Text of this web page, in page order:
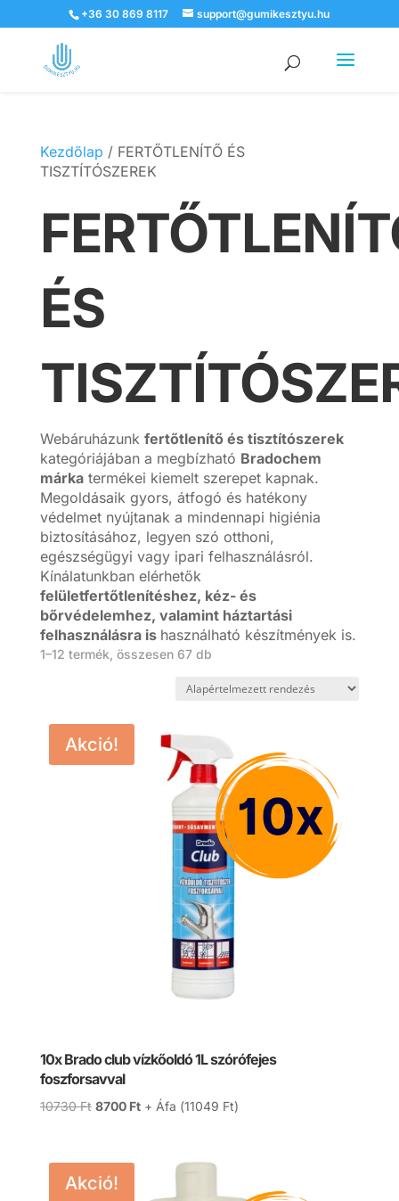
+36 30 869 8117 support@gumikesztyu.hu
Products
search
Kezdőlap / FERTŐTLENÍTŐ ÉS
TISZTÍTÓSZEREK
ÉS
Webáruházunk fertőtlenítő és tisztítószerek
kategóriájában a megbízható Bradochem
márkatermékei kiemelt szerepet kapnak.
Megoldásaik gyors, átfogó és hatékony
védelmet nyújtanak a mindennapi higiénia
biztosításához, legyen szó otthoni,
egészségügyi vagy ipari felhasználásról.
Kínálatunkban elérhetők
felületfertőtlenítéshez, kéz- és
bőrvédelemhez, valamint háztartási
felhasználásra is használható készítmények is.
1–12 termék, összesen 67 db
Akció!
10x Brado club vízkőoldó 1L szórófejes
foszforsavval
10730Ft Original
10730 Ft.
8700 FtCurrent
8700 Ft.
+ Áfa (11049 Ft)
Akció!